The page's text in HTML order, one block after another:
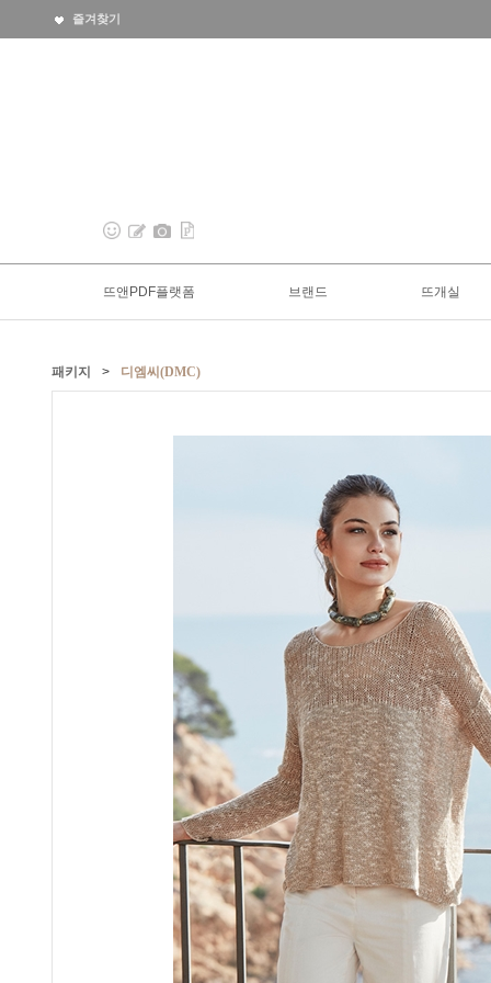
즐겨찾기
뜨앤PDF플랫폼 브랜드 뜨개실
패키지 > 디엠씨(DMC)